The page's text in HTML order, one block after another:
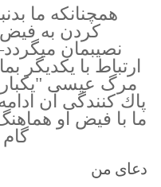
همچنانكه ما
كردن به
نصيبمان
ارتباط با يكديگر
مرگ عيسى
پاك كنندگى آن
ما با فيض او
دعای من